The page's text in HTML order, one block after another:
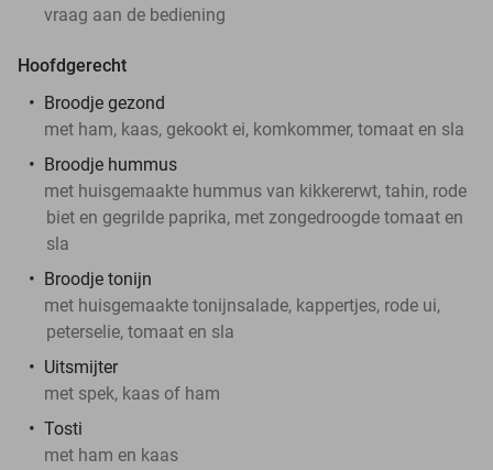
vraag aan de bediening
Hoofdgerecht
Broodje gezond
met ham, kaas, gekookt ei, komkommer, tomaat en sla
Broodje hummus
met huisgemaakte hummus van kikkererwt, tahin, rode
biet en gegrilde paprika, met zongedroogde tomaat en
sla
Broodje tonijn
met huisgemaakte tonijnsalade, kappertjes, rode ui,
peterselie, tomaat en sla
Uitsmijter
met spek, kaas of ham
Tosti
met ham en kaas